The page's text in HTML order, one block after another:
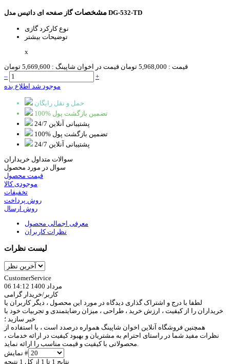
مشخصات گاز صفحه ای داتیس مدل DG-532-TD
نوع کارکردگازی
توضیحات بیشتر
x
قیمت : 5,968,000 تومان قیمت در اخوان شاپینگ : 5,669,600 تومان
–
+
موجود شد اطلاع بده
حمل و نقل رایگان
100% تضمین بازگشت پول
پشتیبانی آنلاین 24/7
100% تضمین بازگشت پول
پشتیبانی آنلاین 24/7
سوالات متداول خریداران
سوال در مورد محصول
قیمت محصول
موجودی کالا
تخفیفات
روش پرداخت
روش ارسال
معرفی اجمالی محصول
نظرات کاربران
لیست نظرات
CustomerService
06 مرداد 1400 14:12
کاربر/خریدار گرامی
لطفا با درج و اشتراک گذاری دیدگاه در مورد این محصول ، دیگر کاربران یا
خریداران را از کیفیت ، ارزش خرید ، طراحی ، میزان رضایتمندی و تجربیات خود با
خبر سازید ؛
همچنین فروشگاه آنلاین اخوان شاپینگ همواره درصدد است ، با استفاده از
نظرات مفید شما در راستای احترام به مشتریان و بهبود کیفیت در ارائه خدمات ،
نمایش #
نتایج 1 تا 1 از کل 1 نتیجه